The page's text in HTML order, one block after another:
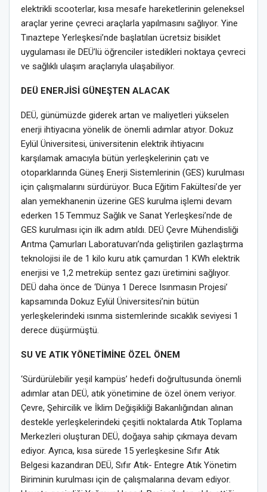
elektrikli scooterlar, kısa mesafe hareketlerinin geleneksel
araçlar yerine çevreci araçlarla yapılmasını sağlıyor. Yine
Tınaztepe Yerleşkesi’nde başlatılan ücretsiz bisiklet
uygulaması ile DEÜ’lü öğrenciler istedikleri noktaya çevreci
ve sağlıklı ulaşım araçlarıyla ulaşabiliyor.
DEÜ ENERJİSİ GÜNEŞTEN ALACAK
DEÜ, günümüzde giderek artan ve maliyetleri yükselen
enerji ihtiyacına yönelik de önemli adımlar atıyor. Dokuz
Eylül Üniversitesi, üniversitenin elektrik ihtiyacını
karşılamak amacıyla bütün yerleşkelerinin çatı ve
otoparklarında Güneş Enerji Sistemlerinin (GES) kurulması
için çalışmalarını sürdürüyor. Buca Eğitim Fakültesi’de yer
alan yemekhanenin üzerine GES kurulma işlemi devam
ederken 15 Temmuz Sağlık ve Sanat Yerleşkesi’nde de
GES kurulması için ilk adım atıldı. DEÜ Çevre Mühendisliği
Arıtma Çamurları Laboratuvarı’nda geliştirilen gazlaştırma
teknolojisi ile de 1 kilo kuru atık çamurdan 1 KWh elektrik
enerjisi ve 1,2 metreküp sentez gazı üretimini sağlıyor.
DEÜ daha önce de ‘Dünya 1 Derece Isınmasın Projesi’
kapsamında Dokuz Eylül Üniversitesi’nin bütün
yerleşkelerindeki ısınma sistemlerinde sıcaklık seviyesi 1
derece düşürmüştü.
SU VE ATIK YÖNETİMİNE ÖZEL ÖNEM
‘Sürdürülebilir yeşil kampüs’ hedefi doğrultusunda önemli
adımlar atan DEÜ, atık yönetimine de özel önem veriyor.
Çevre, Şehircilik ve İklim Değişikliği Bakanlığından alınan
destekle yerleşkelerindeki çeşitli noktalarda Atık Toplama
Merkezleri oluşturan DEÜ, doğaya sahip çıkmaya devam
ediyor. Ayrıca, kısa sürede 15 yerleşkesine Sıfır Atık
Belgesi kazandıran DEÜ, Sıfır Atık- Entegre Atık Yönetim
Biriminin kurulması için de çalışmalarına devam ediyor.